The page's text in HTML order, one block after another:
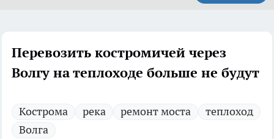
Перевозить костромичей через
Волгу на теплоходе больше не будут
Кострома река ремонт моста
теплоход
Волга